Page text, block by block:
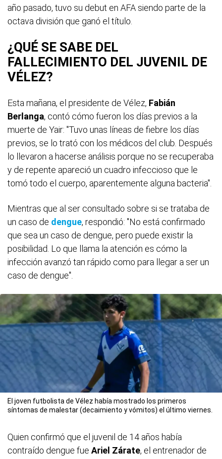
año pasado, tuvo su debut en AFA siendo parte de la
octava división que ganó el título.
¿QUÉ SE SABE DEL
FALLECIMIENTO DEL JUVENIL DE
VÉLEZ?
Esta mañana, el presidente de Vélez, Fabián
Berlanga, contó cómo fueron los días previos a la
muerte de Yair: "Tuvo unas líneas de fiebre los días
previos, se lo trató con los médicos del club. Después
lo llevaron a hacerse análisis porque no se recuperaba
y de repente apareció un cuadro infeccioso que le
tomó todo el cuerpo, aparentemente alguna bacteria".
Mientras que al ser consultado sobre si se trataba de
un caso de dengue, respondió: "No está confirmado
que sea un caso de dengue, pero puede existir la
posibilidad. Lo que llama la atención es cómo la
infección avanzó tan rápido como para llegar a ser un
caso de dengue".
El joven futbolista de Vélez había mostrado los primeros
síntomas de malestar (decaimiento y vómitos) el último viernes.
Quien confirmó que el juvenil de 14 años había
contraído dengue fue Ariel Zárate, el entrenador de